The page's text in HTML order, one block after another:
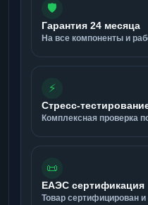
🛡️
Гарантия 24 месяца
На все компоненты и
⚡
Стресс-
Комплексная проверка
📜
ЕАЭС сертификация
Товар сертифицирован и